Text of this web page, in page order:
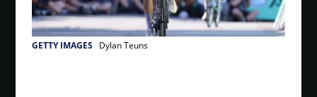
GETTY IMAGES Dylan Teuns